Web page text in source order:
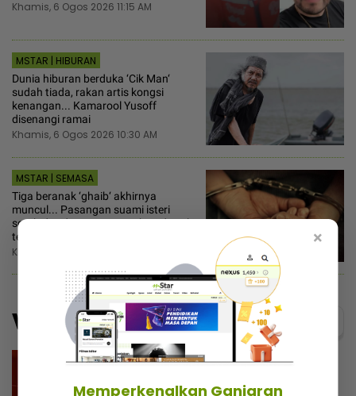
Khamis, 6 Ogos 2026 11:15 AM
MSTAR | HIBURAN
Dunia hiburan berduka ‘Cik Man‘
sudah tiada, rakan artis kongsi
kenangan... Kamarool Yusoff
disenangi ramai
Khamis, 6 Ogos 2026 10:30 AM
MSTAR | SEMASA
Tiga beranak ‘ghaib‘ akhirnya
muncul... Pasangan suami isteri
serah diri, direman empat hari disyaki
terlibat hutang kutu RM25,000
Khamis, 6 Ogos 2026 10:30 AM
Video Menarik@video
×
Memperkenalkan Ganjaran